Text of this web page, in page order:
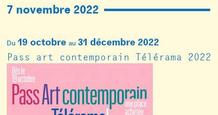
7 novembre 2022
Du 19 octobre au 31 décembre 2022
Pass art contemporain Télérama 2022